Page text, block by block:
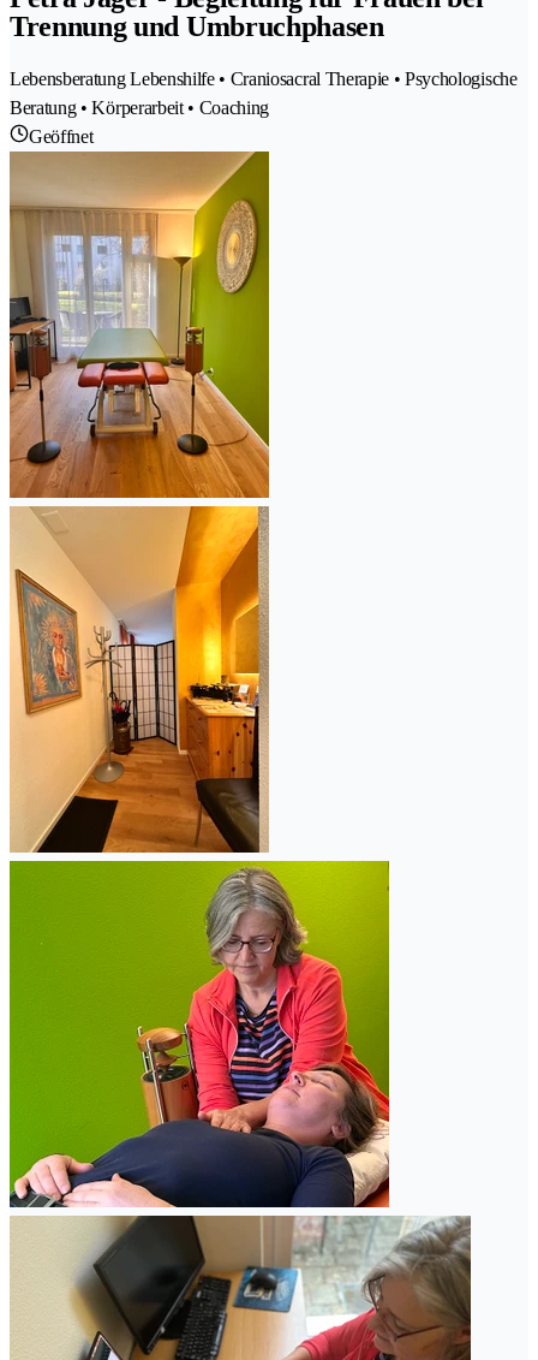
Trennung und Umbruchphasen
Lebensberatung Lebenshilfe • Craniosacral Therapie • Psychologische
Beratung • Körperarbeit • Coaching
Geöffnet